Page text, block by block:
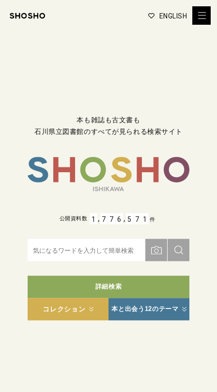
ENGLISH
本も雑誌も古文書も
石川県立図書館のすべてが見られる検索サイト
詳細検索
コレクション 本と出会う12のテーマ
公開資料数 1 , 7 7 6 , 5 7 1 件